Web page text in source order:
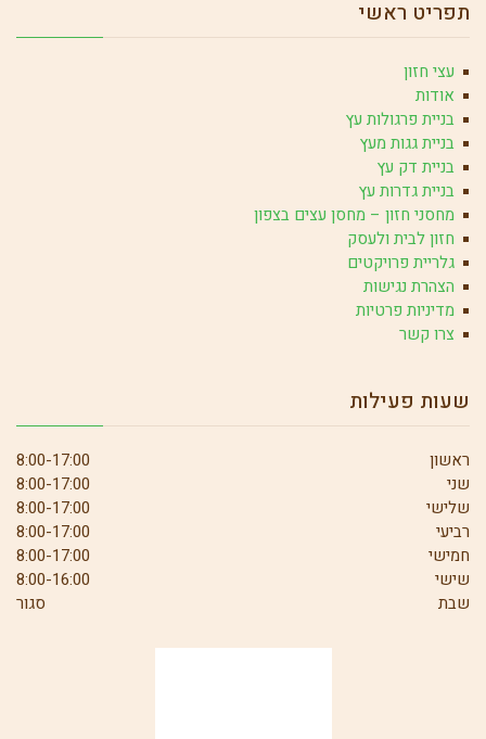
תפריט ראשי
עצי חזון
אודות
בניית פרגולות עץ
בניית גגות מעץ
בניית דק עץ
בניית גדרות עץ
מחסני חזון – מחסן עצים בצפון
חזון לבית ולעסק
גלריית פרויקטים
הצהרת נגישות
מדיניות פרטיות
צרו קשר
שעות פעילות
ראשון
8:00-17:00
שני
8:00-17:00
שלישי
8:00-17:00
רביעי
8:00-17:00
חמישי
8:00-17:00
שישי
8:00-16:00
שבת
סגור